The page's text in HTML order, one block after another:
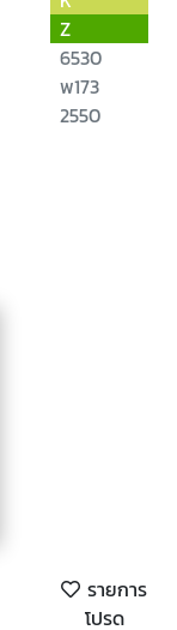
Z
6530
พ173
2550
รายการ
โปรด